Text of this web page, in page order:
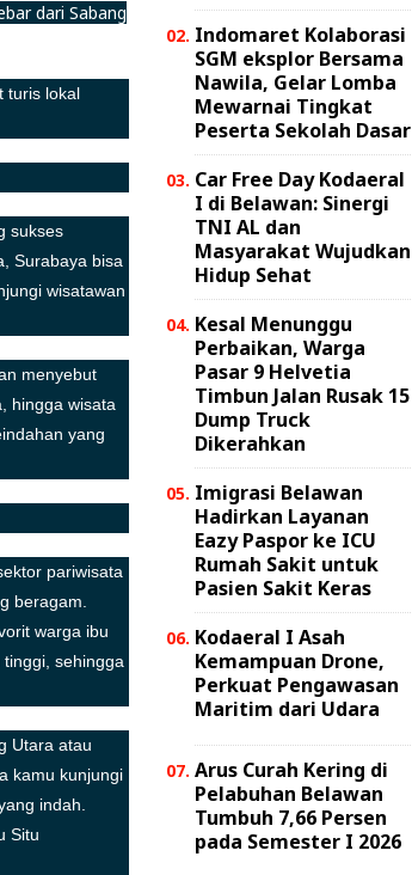
dari Sabang
turis lokal
sukses
Surabaya bisa
wisatawan
menyebut
hingga wisata
yang
pariwisata
beragam.
warga ibu
sehingga
Utara atau
kamu kunjungi
indah.
Situ
Indomaret Kolaborasi
SGM eksplor Bersama
Nawila, Gelar Lomba
Mewarnai Tingkat
Peserta Sekolah Dasar
Car Free Day Kodaeral
I di Belawan: Sinergi
TNI AL dan
Masyarakat Wujudkan
Hidup Sehat
Kesal Menunggu
Perbaikan, Warga
Pasar 9 Helvetia
Timbun Jalan Rusak 15
Dump Truck
Dikerahkan
Imigrasi Belawan
Hadirkan Layanan
Eazy Paspor ke ICU
Rumah Sakit untuk
Pasien Sakit Keras
Kodaeral I Asah
Kemampuan Drone,
Perkuat Pengawasan
Maritim dari Udara
Arus Curah Kering di
Pelabuhan Belawan
Tumbuh 7,66 Persen
pada Semester I 2026